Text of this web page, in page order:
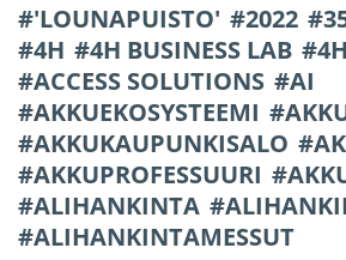
'LOUNAPUISTO' 2022
4H
4H BUSINESS LAB
ACCESS SOLUTIONS
AI
AKKUEKOSYSTEEMI
AKKUKAUPUNKISALO
AKKUPROFESSUURI
ALIHANKINTA
ALIHANKINTAMESSUT